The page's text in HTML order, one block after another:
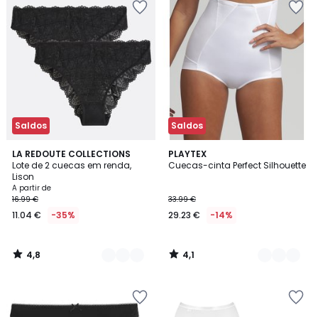
Saldos
LA REDOUTE COLLECTIONS
Lote de 2 cuecas em renda,
Lison
A partir de
16.99 €
11.04 € -35%
4,8
/ 5
3
Cores
4,8
/
Saldos
PLAYTEX
Cuecas-cinta Perfect Silhouette
33.99 €
29.23 € -14%
4,1
/ 5
3
Cores
4,1
/